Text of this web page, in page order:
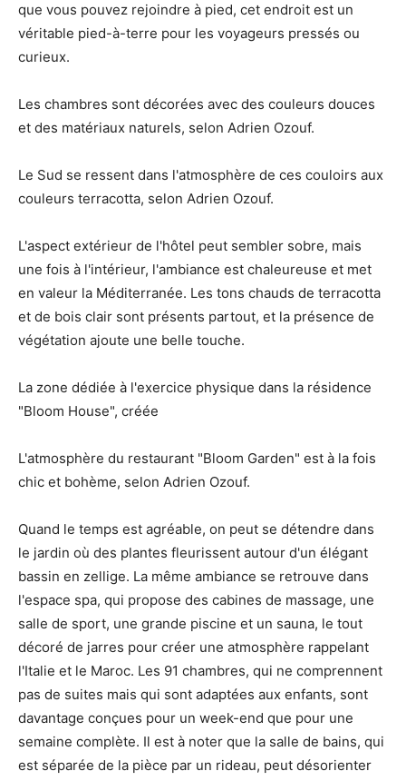
que vous pouvez rejoindre à pied, cet endroit est un
véritable pied-à-terre pour les voyageurs pressés ou
curieux.
Les chambres sont décorées avec des couleurs douces
et des matériaux naturels, selon Adrien Ozouf.
Le Sud se ressent dans l'atmosphère de ces couloirs aux
couleurs terracotta, selon Adrien Ozouf.
L'aspect extérieur de l'hôtel peut sembler sobre, mais
une fois à l'intérieur, l'ambiance est chaleureuse et met
en valeur la Méditerranée. Les tons chauds de terracotta
et de bois clair sont présents partout, et la présence de
végétation ajoute une belle touche.
La zone dédiée à l'exercice physique dans la résidence
"Bloom House", créée
L'atmosphère du restaurant "Bloom Garden" est à la fois
chic et bohème, selon Adrien Ozouf.
Quand le temps est agréable, on peut se détendre dans
le jardin où des plantes fleurissent autour d'un élégant
bassin en zellige. La même ambiance se retrouve dans
l'espace spa, qui propose des cabines de massage, une
salle de sport, une grande piscine et un sauna, le tout
décoré de jarres pour créer une atmosphère rappelant
l'Italie et le Maroc. Les 91 chambres, qui ne comprennent
pas de suites mais qui sont adaptées aux enfants, sont
davantage conçues pour un week-end que pour une
semaine complète. Il est à noter que la salle de bains, qui
est séparée de la pièce par un rideau, peut désorienter